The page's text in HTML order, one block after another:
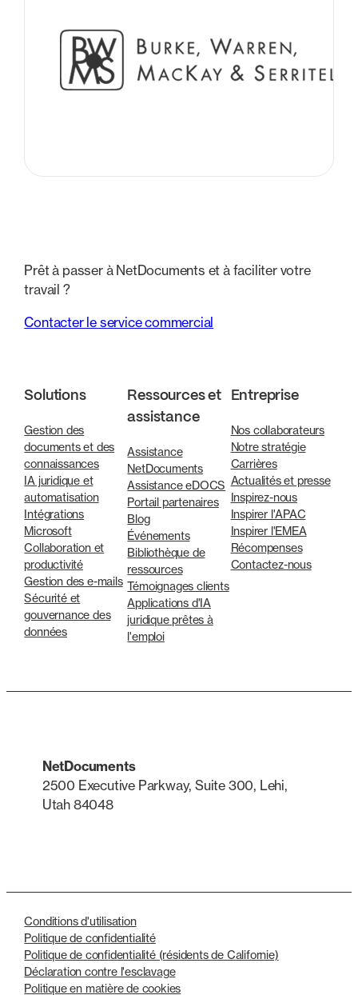
Prêt à passer à NetDocuments et à faciliter votre
travail ?
Contacter le service commercial
Solutions
Gestion des
documents et des
connaissances
IA juridique et
automatisation
Intégrations
Microsoft
Collaboration et
productivité
Gestion des e-mails
Sécurité et
gouvernance des
données
Ressources et
assistance
Assistance
NetDocuments
Assistance eDOCS
Portail partenaires
Blog
Événements
Bibliothèque de
ressources
Témoignages clients
Applications d'IA
juridique prêtes à
l'emploi
Entreprise
Nos collaborateurs
Notre stratégie
Carrières
Actualités et presse
Inspirez-nous
Inspirer l'APAC
Inspirer l'EMEA
Récompenses
Contactez-nous
NetDocuments
2500 Executive Parkway, Suite 300, Lehi,
Utah 84048
Conditions d'utilisation
Politique de confidentialité
Politique de confidentialité (résidents de Californie)
Déclaration contre l'esclavage
Politique en matière de cookies